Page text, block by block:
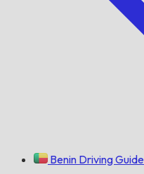
Benin Driving Guide